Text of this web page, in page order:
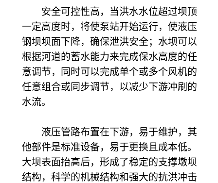
安全可控性高，当洪水水位超过坝顶
一定高度时，将使泵站开始运行，使液压
钢坝坝面下降，确保泄洪安全；水坝可以
根据河道的蓄水能力来完成保水高度的任
意调节，同时可以完成单个或多个风机的
任意组合或同步调节，以减少下游冲刷的
水流。
液压管路布置在下游，易于维护，其
他部件是标准设备，易于更换且成本低。
大坝表面抬高后，形成了稳定的支撑墩坝
结构，科学的机械结构和强大的抗洪冲击